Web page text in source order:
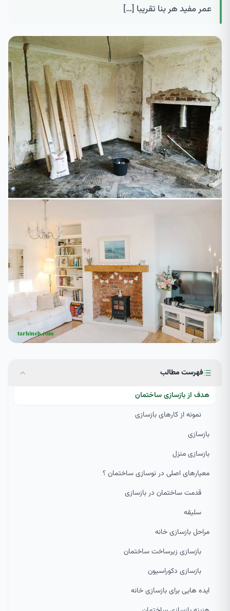
عمر مفید هر بنا تقریبا […]
فهرست مطالب
هدف از بازسازی ساختمان
نمونه از کارهای بازسازی
بازسازی
بازسازی منزل
معیارهای اصلی در نوسازی ساختمان ؟
قدمت ساختمان در بازسازی
سلیقه
مراحل بازسازی خانه
بازسازی زیرساخت ساختمان
بازسازی دکوراسیون
ایده هایی برای بازسازی خانه